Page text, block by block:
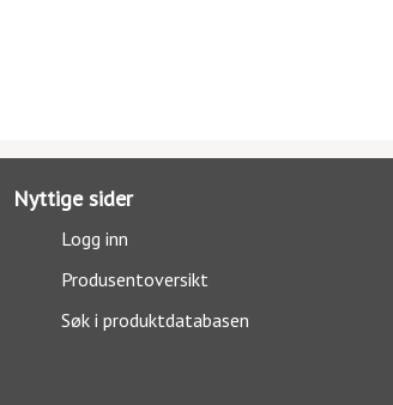
Nyttige sider
Logg inn
Produsentoversikt
Søk i produktdatabasen